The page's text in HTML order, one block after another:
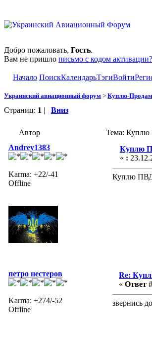
Добро пожаловать, Гость.
Вам не пришло письмо с кодом активации?
Начало ПоискКалендарьТэгиВойти
Украинский авиационный форум > Куплю-Продам
Страниц: 1 | Вниз
Автор
Тема: Куплю
Andrey1383
Karma: +22/-41
Offline
Куплю
« :
Куплю
петро нестеров
Karma: +274/-52
Offline
Re:
« Ответ
звернись